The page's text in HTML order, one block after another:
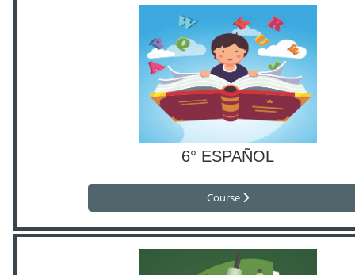
6° ESPAÑOL
Course